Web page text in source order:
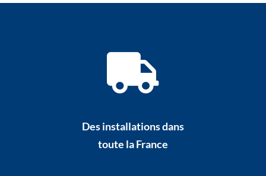
Des installations dans
toute la France